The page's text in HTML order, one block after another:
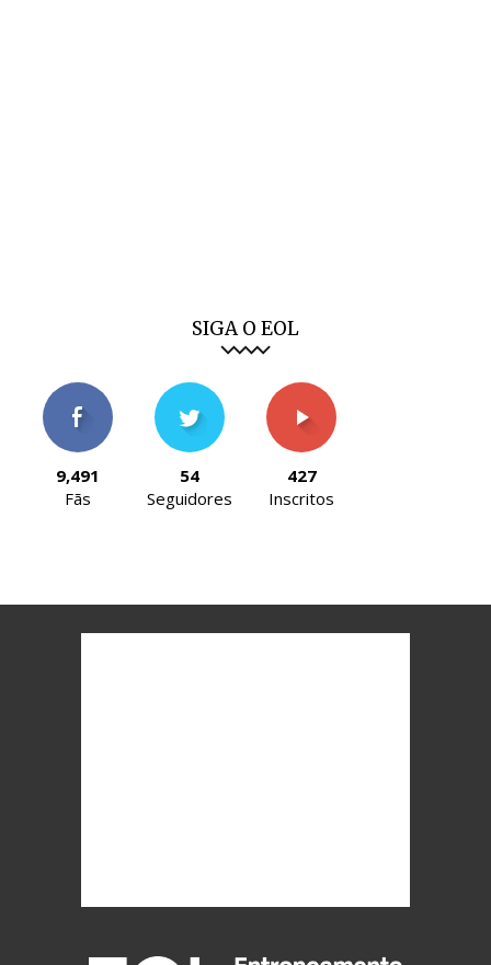
SIGA O EOL
9,491
Fãs
54
Seguidores
427
Inscritos